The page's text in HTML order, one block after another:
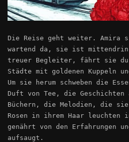
Die Reise geht weiter. Amira
wartend da, sie ist
treuer Begleiter, fährt sie
Städte mit goldenen Kuppeln
Um sie herum schweben die
Duft von Tee, die Geschichten
Büchern, die Melodien, die
Rosen in ihrem Haar leuchten
genährt von den Erfahrungen
aufsaugt.